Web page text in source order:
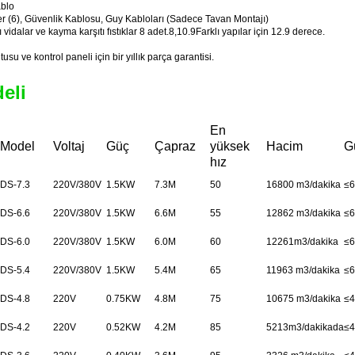
(6), Güvenlik Kablosu, Guy Kabloları (Sadece Tavan Montajı)
vidalar ve kayma karşıtı fıstıklar 8 adet.8,10.9Farklı yapılar için 12.9 derece.
ve kontrol paneli için bir yıllık parça garantisi.
Model Voltaj Güç Çapraz
En
yüksek
hız
Hacim
DS-7.3 220V/380V 1.5KW 7.3M 50 16800 m3/dakika ≤
DS-6.6 220V/380V 1.5KW 6.6M 55 12862 m3/dakika ≤
DS-6.0 220V/380V 1.5KW 6.0M 60 12261m3/dakika ≤
DS-5.4 220V/380V 1.5KW 5.4M 65 11963 m3/dakika ≤
DS-4.8 220V 0.75KW 4.8M 75 10675 m3/dakika ≤
DS-4.2 220V 0.52KW 4.2M 85 5213m3/dakikada≤